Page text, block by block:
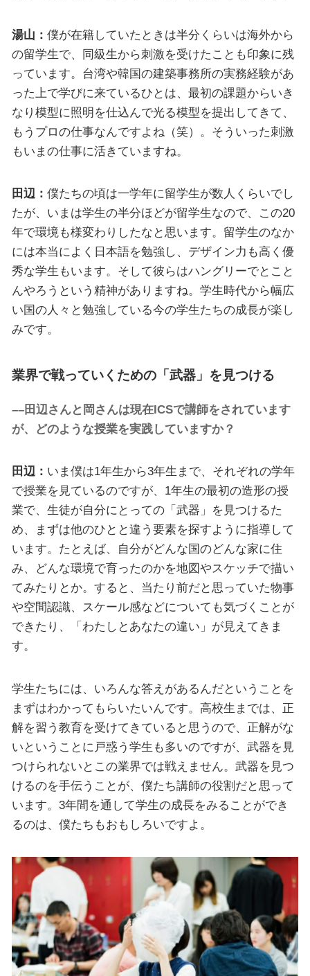
湯山： 僕が在籍していたときは半分くらいは海外から
の留学生で、同級生から刺激を受けたことも印象に残
っています。台湾や韓国の建築事務所の実務経験があ
った上で学びに来ているひとは、最初の課題からいき
なり模型に照明を仕込んで光る模型を提出してきて、
もうプロの仕事なんですよね（笑）。そういった刺激
もいまの仕事に活きていますね。
田辺： 僕たちの頃は一学年に留学生が数人くらいでし
たが、いまは学生の半分ほどが留学生なので、この20
年で環境も様変わりしたなと思います。留学生のなか
には本当によく日本語を勉強し、デザイン力も高く優
秀な学生もいます。そして彼らはハングリーでとこと
んやろうという精神がありますね。学生時代から幅広
い国の人々と勉強している今の学生たちの成長が楽し
みです。
業界で戦っていくための「武器」を見つける
––田辺さんと岡さんは現在ICSで講師をされています
が、どのような授業を実践していますか？
田辺： いま僕は1年生から3年生まで、それぞれの学年
で授業を見ているのですが、1年生の最初の造形の授
業で、生徒が自分にとっての「武器」を見つけるた
め、まずは他のひとと違う要素を探すように指導して
います。たとえば、自分がどんな国のどんな家に住
み、どんな環境で育ったのかを地図やスケッチで描い
てみたりとか。すると、当たり前だと思っていた物事
や空間認識、スケール感などについても気づくことが
できたり、「わたしとあなたの違い」が見えてきま
す。
学生たちには、いろんな答えがあるんだということを
まずはわかってもらいたいんです。高校生までは、正
解を習う教育を受けてきていると思うので、正解がな
いということに戸惑う学生も多いのですが、武器を見
つけられないとこの業界では戦えません。武器を見つ
けるのを手伝うことが、僕たち講師の役割だと思って
います。3年間を通して学生の成長をみることができ
るのは、僕たちもおもしろいですよ。